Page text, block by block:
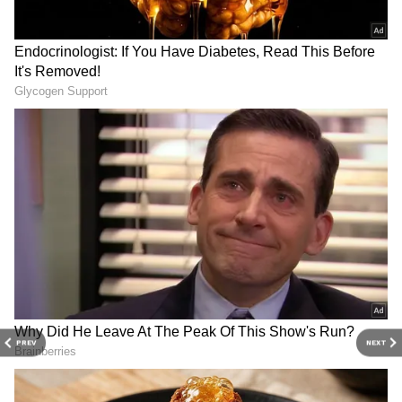
PREV NEXT
ரோஹித் சர்மா தலைமையிலான இந்திய
அணி விராட் கோலி, ராகுல், சூர்யகுமார்,
ஹர்திக் பாண்டியா, பும்ரா, புவனேஷ்வர்
குமார், அஷ்வின், அக்ஸர் படேல், சாஹல்
என பேட்டிங், பவுலிங் என
DOWNLOAD APP